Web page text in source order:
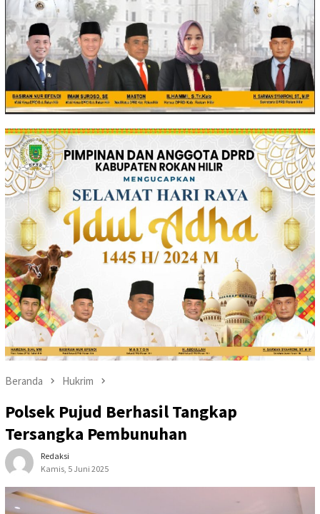
Beranda Hukrim
Polsek Pujud Berhasil Tangkap
Tersangka Pembunuhan
Redaksi
Kamis, 5 Juni 2025